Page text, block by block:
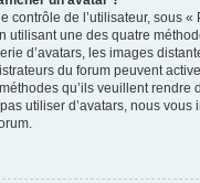
contrôle de l’utilisateur, sous «
utilisant une des quatre
d’avatars, les images
du forum peuvent
qu’ils veuillent rendre
utiliser d’avatars, nous vous